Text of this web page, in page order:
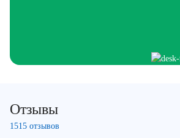
Отзывы
1515 отзывов